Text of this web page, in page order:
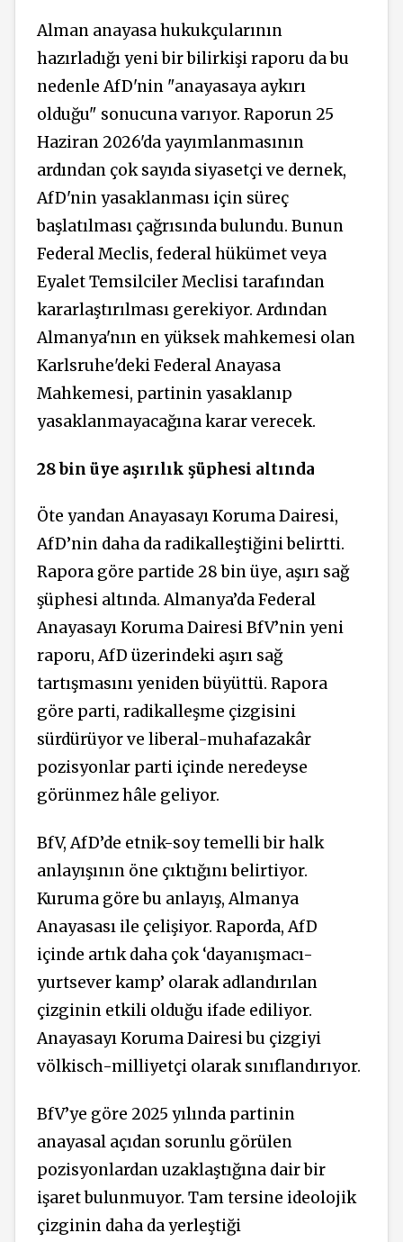
Alman anayasa hukukçularının
hazırladığı yeni bir bilirkişi raporu da bu
nedenle AfD'nin "anayasaya aykırı
olduğu" sonucuna varıyor. Raporun 25
Haziran 2026'da yayımlanmasının
ardından çok sayıda siyasetçi ve dernek,
AfD'nin yasaklanması için süreç
başlatılması çağrısında bulundu. Bunun
Federal Meclis, federal hükümet veya
Eyalet Temsilciler Meclisi tarafından
kararlaştırılması gerekiyor. Ardından
Almanya'nın en yüksek mahkemesi olan
Karlsruhe'deki Federal Anayasa
Mahkemesi, partinin yasaklanıp
yasaklanmayacağına karar verecek.
28 bin üye aşırılık şüphesi altında
Öte yandan Anayasayı Koruma Dairesi,
AfD’nin daha da radikalleştiğini belirtti.
Rapora göre partide 28 binüye, aşırı sağ
şüphesi altında. Almanya’da Federal
Anayasayı Koruma Dairesi BfV’nin yeni
raporu, AfD üzerindeki aşırı sağ
tartışmasını yeniden büyüttü. Rapora
göre parti, radikalleşme çizgisini
sürdürüyor ve liberal-muhafazakâr
pozisyonlar parti içinde neredeyse
görünmez hâle geliyor.
BfV, AfD’de etnik-soy temelli bir halk
anlayışının öne çıktığını belirtiyor.
Kuruma göre bu anlayış, Almanya
Anayasası ile çelişiyor. Raporda, AfD
içinde artık daha çok ‘dayanışmacı-
yurtsever kamp’ olarak adlandırılan
çizginin etkili olduğu ifade ediliyor.
Anayasayı Koruma Dairesi bu çizgiyi
völkisch-milliyetçi olarak sınıflandırıyor.
BfV’ye göre 2025 yılında partinin
anayasal açıdan sorunlu görülen
pozisyonlardan uzaklaştığına dair bir
işaret bulunmuyor. Tam tersine ideolojik
çizginin daha da yerleştiği